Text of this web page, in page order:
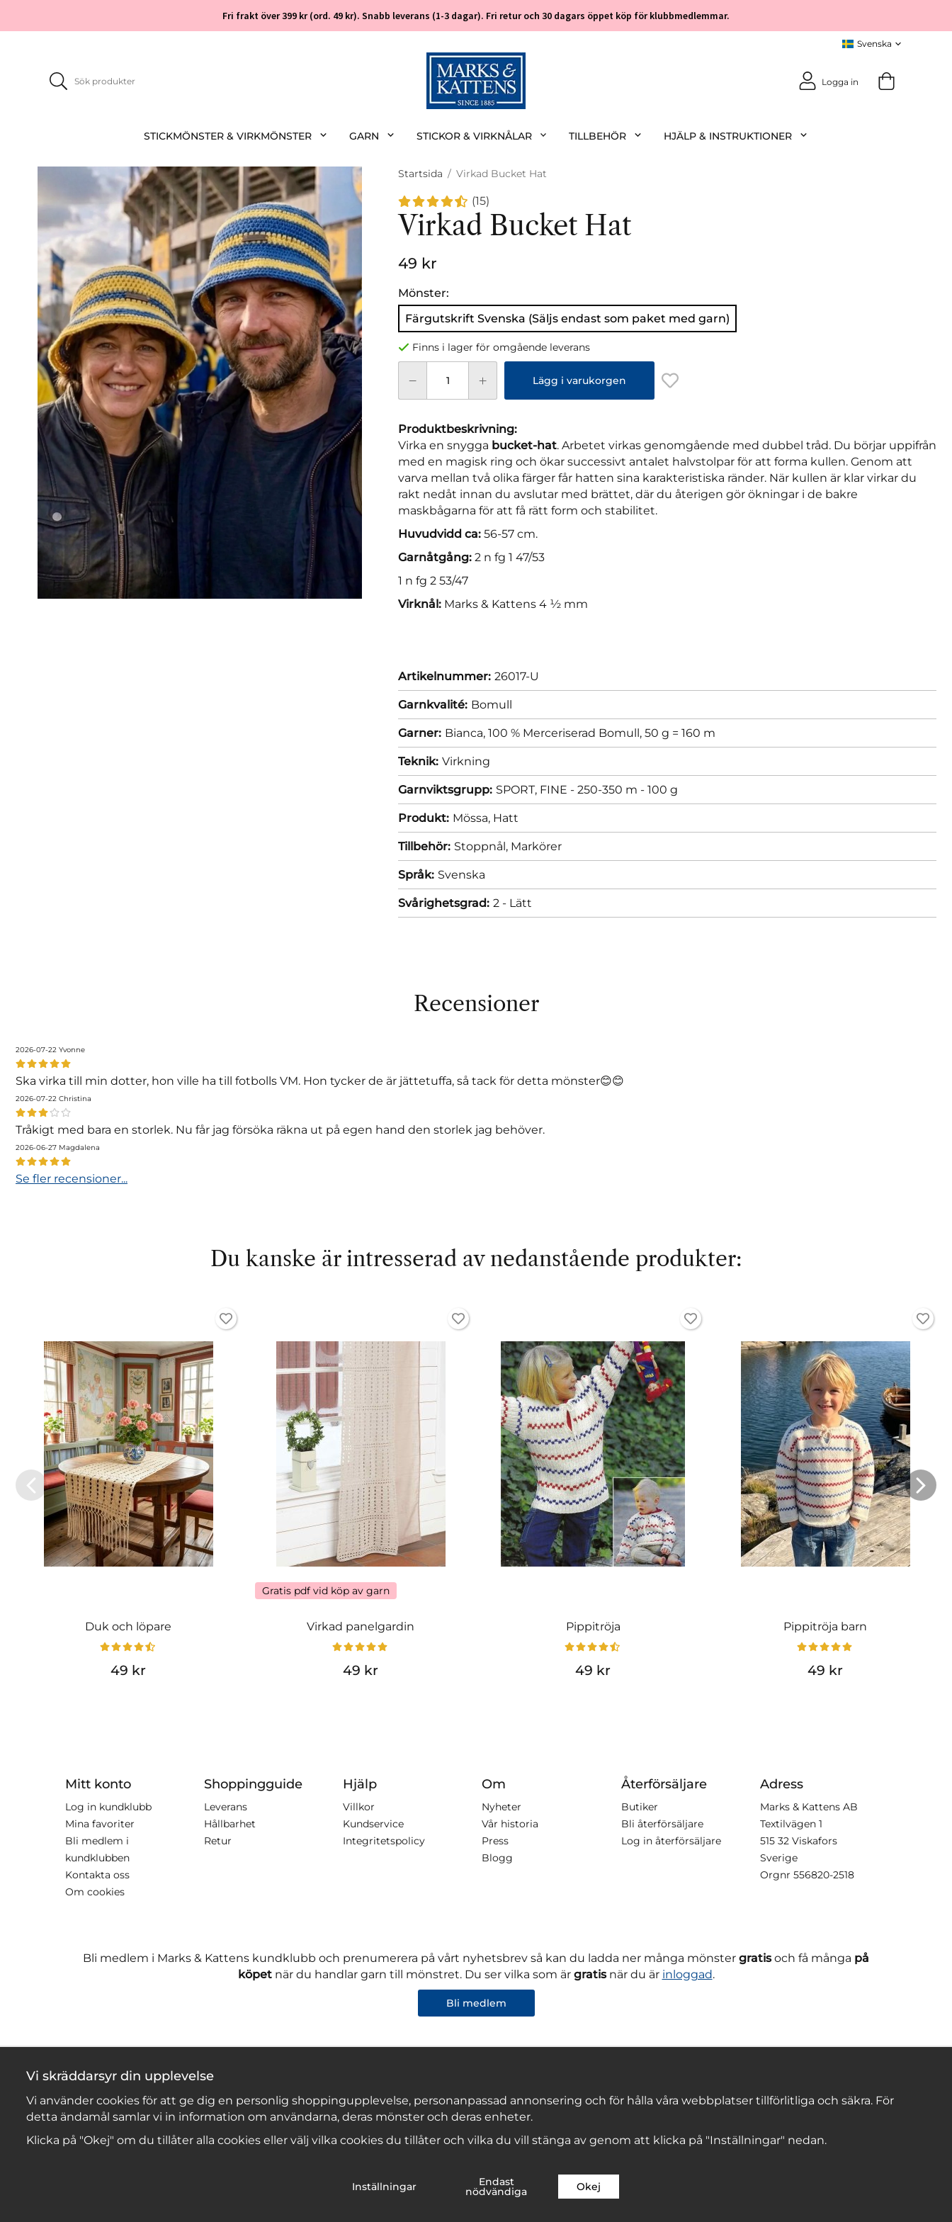
Fri frakt över 399 kr (ord. 49 kr). Snabb leverans (1-3 dagar). Fri retur och 30 dagars öppet köp för klubbmedlemmar.
Logga in
STICKMÖNSTER & VIRKMÖNSTER GARN STICKOR & VIRKNÅLAR TILLBEHÖR HJÄLP & INSTRUKTIONER
Startsida / Virkad Bucket Hat
(15)
Virkad Bucket Hat
49 kr
Mönster:
Färgutskrift Svenska (Säljs endast som paket med garn)
Finns i lager för omgående leverans
Lägg i varukorgen
Produktbeskrivning:
Virka en snygga bucket-hat. Arbetet virkas genomgående med dubbel tråd. Du börjar uppifrån
med en magisk ring och ökar successivt antalet halvstolpar för att forma kullen. Genom att
varva mellan två olika färger får hatten sina karakteristiska ränder. När kullen är klar virkar du
rakt nedåt innan du avslutar med brättet, där du återigen gör ökningar i de bakre
maskbågarna för att få rätt form och stabilitet.
Huvudvidd ca: 56-57 cm.
Garnåtgång: 2 n fg 1 47/53
1 n fg 2 53/47
Virknål: Marks & Kattens 4 ½ mm
Artikelnummer: 26017-U
Garnkvalité: Bomull
Garner: Bianca, 100 % Merceriserad Bomull, 50 g = 160 m
Teknik: Virkning
Garnviktsgrupp: SPORT, FINE - 250-350 m - 100 g
Produkt: Mössa, Hatt
Tillbehör: Stoppnål, Markörer
Språk: Svenska
Svårighetsgrad: 2 - Lätt
Recensioner
2026-07-22 Yvonne
Ska virka till min dotter, hon ville ha till fotbolls VM. Hon tycker de är jättetuffa, så tack för detta mönster😊😊
2026-07-22 Christina
Tråkigt med bara en storlek. Nu får jag försöka räkna ut på egen hand den storlek jag behöver.
2026-06-27 Magdalena
Se fler recensioner...
Du kanske är intresserad av nedanstående produkter:
Duk och löpare
49 kr
Gratis pdf vid köp av garn
Virkad panelgardin
49 kr
Pippitröja
49 kr
Pippitröja barn
49 kr
Mitt konto
Log in kundklubb
Mina favoriter
Bli medlem i
kundklubben
Kontakta oss
Om cookies
Shoppingguide
Leverans
Hållbarhet
Retur
Hjälp
Villkor
Kundservice
Integritetspolicy
Om
Nyheter
Vår historia
Press
Blogg
Återförsäljare
Butiker
Bli återförsäljare
Log in återförsäljare
Adress
Marks & Kattens AB
Textilvägen 1
515 32 Viskafors
Sverige
Orgnr 556820-2518
Bli medlem i Marks & Kattens kundklubb och prenumerera på vårt nyhetsbrev så kan du ladda ner många mönster gratisoch få många på
köpetnär du handlar garn till mönstret. Du ser vilka som är gratisnär du är inloggad.
Bli medlem
Copyright © 2026, Marks & Kattens AB
Vi skräddarsyr din upplevelse
Vi använder cookies för att ge dig en personlig shoppingupplevelse, personanpassad annonsering och för hålla våra webbplatser tillförlitliga och säkra. För
detta ändamål samlar vi in information om användarna, deras mönster och deras enheter.
Klicka på "Okej" om du tillåter alla cookies eller välj vilka cookies du tillåter och vilka du vill stänga av genom att klicka på "Inställningar" nedan.
Inställningar Endast
nödvändiga Okej